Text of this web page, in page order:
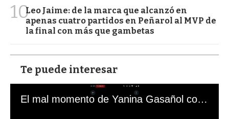
10Leo Jaime: de la marca que alcanzó en
apenas cuatro partidos en Peñarol al MVP de
la final con más que gambetas
Te puede interesar
El mal momento de Yanina Gasañol con un hincha argentino en "Subrayado"